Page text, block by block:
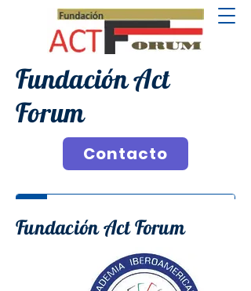
Fundación Act
Forum
Contacto
Fundación Act Forum